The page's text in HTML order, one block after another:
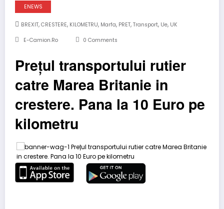
ENEWS
BREXIT, CRESTERE, KILOMETRU, Marfa, PRET, Transport, Ue, UK
E-Camion.ro 0 Comments
Prețul transportului rutier
catre Marea Britanie in
crestere. Pana la 10 Euro pe
kilometru